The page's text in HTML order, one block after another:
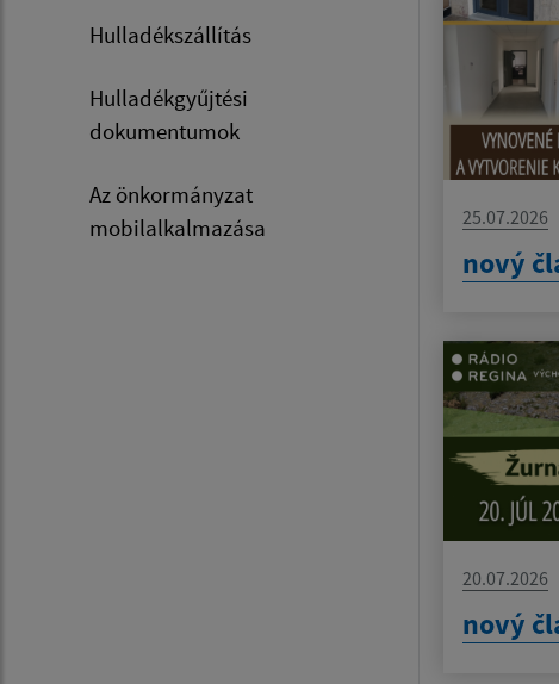
Hulladékszállítás
Hulladékgyűjtési
dokumentumok
Az önkormányzat
mobilalkalmazása
25.07.2026
nový
20.07.2026
nový